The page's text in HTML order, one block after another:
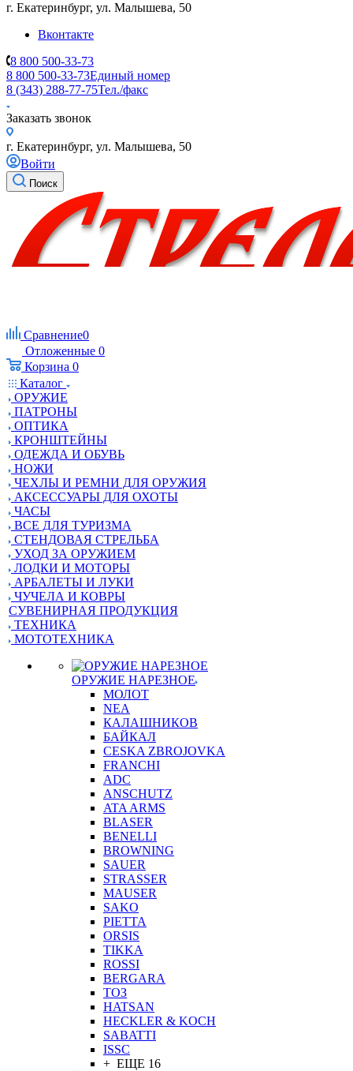
г. Екатеринбург, ул. Малышева, 50
Вконтакте
8 800 500-33-73
8 800 500-33-73Единый номер
8 (343) 288-77-75Тел./факс
Заказать звонок
г. Екатеринбург, ул. Малышева, 50
Войти
Поиск
Сравнение0
Отложенные 0
Корзина 0
Каталог
ОРУЖИЕ
ПАТРОНЫ
ОПТИКА
КРОНШТЕЙНЫ
ОДЕЖДА И ОБУВЬ
НОЖИ
ЧЕХЛЫ И РЕМНИ ДЛЯ ОРУЖИЯ
АКСЕССУАРЫ ДЛЯ ОХОТЫ
ЧАСЫ
ВСЕ ДЛЯ ТУРИЗМА
СТЕНДОВАЯ СТРЕЛЬБА
УХОД ЗА ОРУЖИЕМ
ЛОДКИ И МОТОРЫ
АРБАЛЕТЫ И ЛУКИ
ЧУЧЕЛА И КОВРЫ
СУВЕНИРНАЯ ПРОДУКЦИЯ
ТЕХНИКА
МОТОТЕХНИКА
ОРУЖИЕ НАРЕЗНОЕ
МОЛОТ
NEA
КАЛАШНИКОВ
БАЙКАЛ
CESKA ZBROJOVKA
FRANCHI
ADC
ANSCHUTZ
ATA ARMS
BLASER
BENELLI
BROWNING
SAUER
STRASSER
MAUSER
SAKO
PIETTA
ORSIS
TIKKA
ROSSI
BERGARA
ТОЗ
HATSAN
HECKLER & KOCH
SABATTI
ISSC
+ ЕЩЕ 16